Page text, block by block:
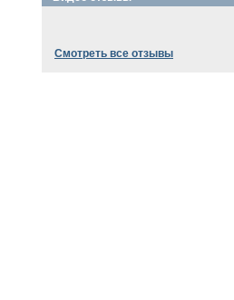
Смотреть все отзывы